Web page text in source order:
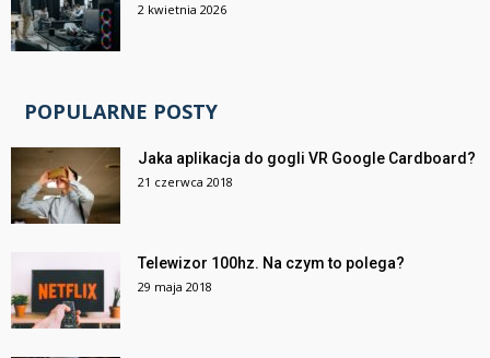
2 kwietnia 2026
POPULARNE POSTY
Jaka aplikacja do gogli VR Google Cardboard?
21 czerwca 2018
Telewizor 100hz. Na czym to polega?
29 maja 2018